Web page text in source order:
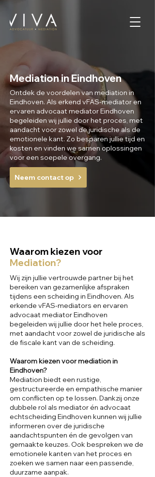
Mediation in Eindhoven
Ontdek de voordelen van mediation in
Eindhoven. Als erkend vFAS-mediator en
ervaren advocaat mediator Eindhoven
begeleiden wij jullie door het proces, met
aandacht voor zowel de juridische als de
emotionele kant. Zo besparen jullie tijd en
kosten en vinden we samen oplossingen
voor een soepele overgang.
Neem contact op
Waarom kiezen voor
Mediation?
Wij zijn jullie vertrouwde partner bij het
bereiken van gezamenlijke afspraken
tijdens een scheiding in Eindhoven. Als
erkende vFAS-mediators en ervaren
advocaat mediator Eindhoven
begeleiden wij jullie door het hele proces,
met aandacht voor zowel de juridische als
de fiscale kant van de scheiding.
Waarom kiezen voor mediation in
Eindhoven?
Mediation biedt een rustige,
gestructureerde en empathische manier
om conflicten op te lossen. Dankzij onze
dubbele rol als mediator én advocaat
echtscheiding Eindhoven kunnen wij jullie
informeren over de juridische
aandachtspunten én de gevolgen van
gemaakte keuzes. Ook bespreken we de
emotionele kanten van het proces en
zoeken we samen naar een passende,
duurzame aanpak.